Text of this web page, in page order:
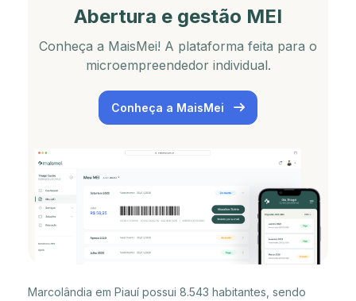
Abertura e gestão MEI
Conheça a MaisMei! A plataforma feita para o
microempreendedor individual.
Conheça a MaisMei
Marcolândia em Piauí possui 8.543 habitantes, sendo